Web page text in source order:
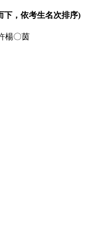
下，依考生名次排序)
楊〇茵